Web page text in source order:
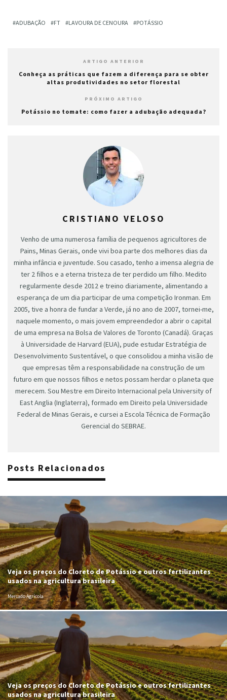
ADUBAÇÃO FT LAVOURA DE CENOURA POTÁSSIO
ARTIGO ANTERIOR
Conheça as práticas que fazem a diferença para se obter
altas produtividades no setor florestal
PRÓXIMO ARTIGO
Potássio no tomate: como fazer a adubação adequada?
CRISTIANO VELOSO
Venho de uma numerosa família de pequenos agricultores de
Pains, Minas Gerais, onde vivi boa parte dos melhores dias da
minha infância e juventude. Sou casado, tenho a imensa alegria de
ter 2 filhos e a eterna tristeza de ter perdido um filho. Medito
regularmente desde 2012 e treino diariamente, alimentando a
esperança de um dia participar de uma competição Ironman. Em
2005, tive a honra de fundar a Verde, já no ano de 2007, tornei-me,
naquele momento, o mais jovem empreendedor a abrir o capital
de uma empresa na Bolsa de Valores de Toronto (Canadá). Graças
à Universidade de Harvard (EUA), pude estudar Estratégia de
Desenvolvimento Sustentável, o que consolidou a minha visão de
que empresas têm a responsabilidade na construção de um
futuro em que nossos filhos e netos possam herdar o planeta que
merecem. Sou Mestre em Direito Internacional pela University of
East Anglia (Inglaterra), formado em Direito pela Universidade
Federal de Minas Gerais, e cursei a Escola Técnica de Formação
Gerencial do SEBRAE.
Posts Relacionados
Veja os preços do Cloreto de Potássio e outros fertilizantes
usados na agricultura brasileira
Mercado Agrícola
Veja os preços do Cloreto de Potássio e outros fertilizantes
usados na agricultura brasileira